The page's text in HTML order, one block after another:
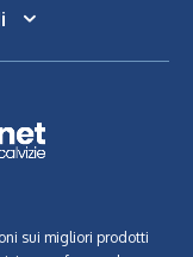
sui migliori prodotti